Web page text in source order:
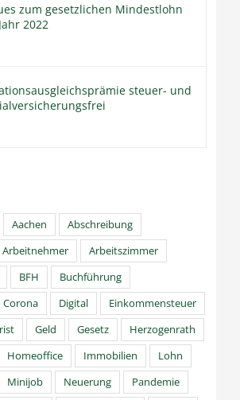
zum gesetzlichen Mindestlohn
2022
steuer- und
Aachen
Abschreibung
Arbeitnehmer
Arbeitszimmer
BFH
Buchführung
Corona Digital
Einkommensteuer
Geld Gesetz
Herzogenrath
Homeoffice Immobilien
Lohn
Minijob Neuerung
Pandemie